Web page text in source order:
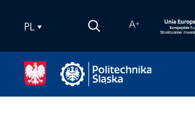
PL A+